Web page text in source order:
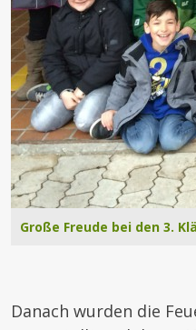
Große Freude bei den 3.
Danach wurden die